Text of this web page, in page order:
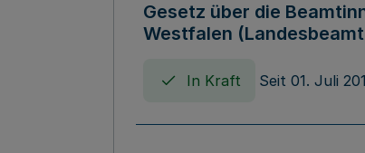
Gesetz über die
Westfalen
In Kraft Seit 01. Juli